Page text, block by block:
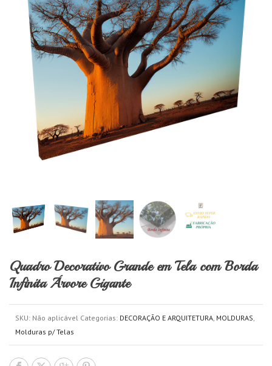
Quadro Decorativo Grande em Tela com Borda
Infinita Árvore Gigante
SKU: Não aplicável Categorias: DECORAÇÃO E ARQUITETURA MOLDURAS
Molduras p/ Telas